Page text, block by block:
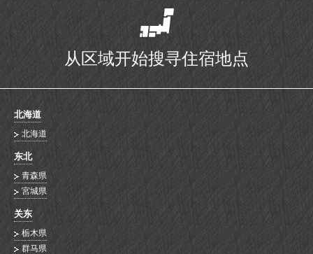
从区域开始搜寻住宿地点
北海道
北海道
东北
青森県
宮城県
关东
栃木県
群马県